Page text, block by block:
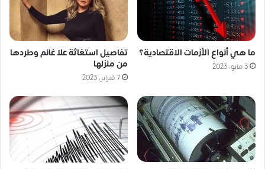
ما هي أنواع الأزمات الاقتصادية؟
3 مايو، 2023
تفاصيل استغاثة علا غانم وطردها
من منزلها
7 فبراير، 2023